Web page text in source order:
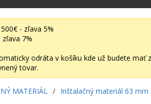
- zľava 5%
7%
odráta v košíku kde už budete mať
tovar.
MATERIÁL / Inštalačný materiál 63 mm